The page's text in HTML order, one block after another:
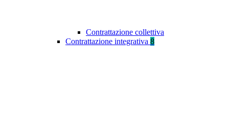
Contrattazione collettiva
Contrattazione integrativa 8